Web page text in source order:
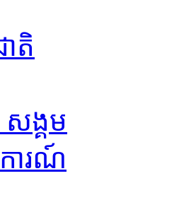
តិ
ង្គម
ារណ៍